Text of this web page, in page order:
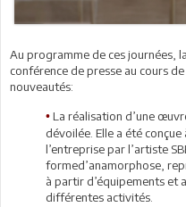
Au programme de ces journées,
conférence de presse au cours
nouveautés:
• La réalisation d’une
dévoilée. Elle a été
l’entreprise par l’artiste
formed’anamorphose,
à partir d’équipements et
différentes activités.